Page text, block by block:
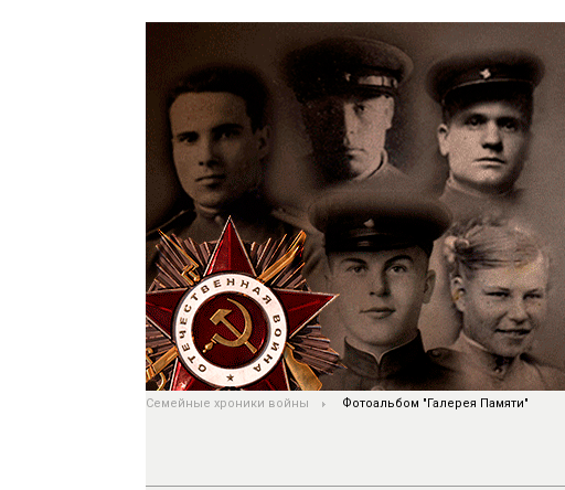
Семейные хроники войны Фотоальбом "Галерея Памяти"